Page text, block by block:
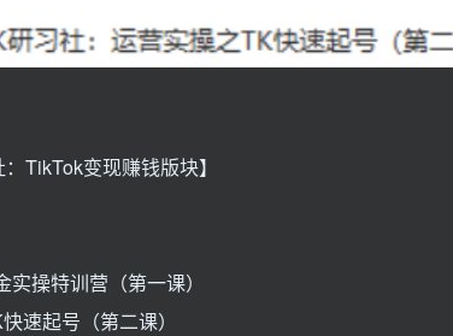
TikTok变现赚钱版块】
操特训营（第一课）
速起号（第二课）